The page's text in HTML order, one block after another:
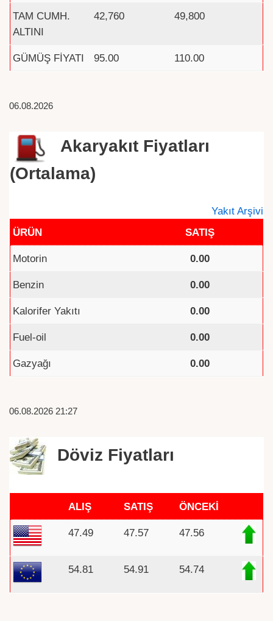
TAM CUMH.
ALTINI
42,760 49,800
GÜMÜŞ FİYATI 95.00 110.00
06.08.2026
Akaryakıt Fiyatları
(Ortalama)
Yakıt Arşivi
ÜRÜN
SATIŞ
Motorin 0.00
Benzin 0.00
Kalorifer Yakıtı 0.00
Fuel-oil 0.00
Gazyağı 0.00
06.08.2026 21:27
Döviz Fiyatları
ALIŞ SATIŞ ÖNCEKİ
47.49 47.57 47.56
54.81 54.91 54.74